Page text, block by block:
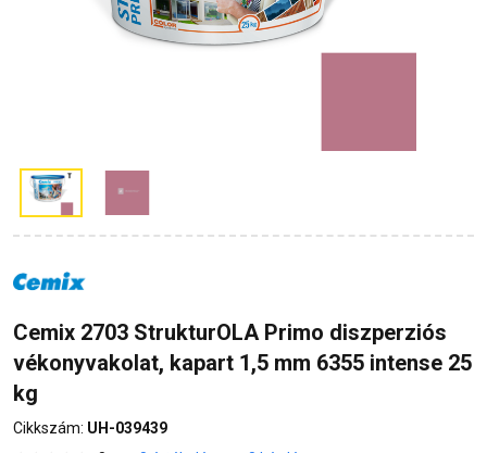
Cemix 2703 StrukturOLA Primo diszperziós
vékonyvakolat, kapart 1,5 mm 6355 intense 25
kg
Cikkszám: UH-039439